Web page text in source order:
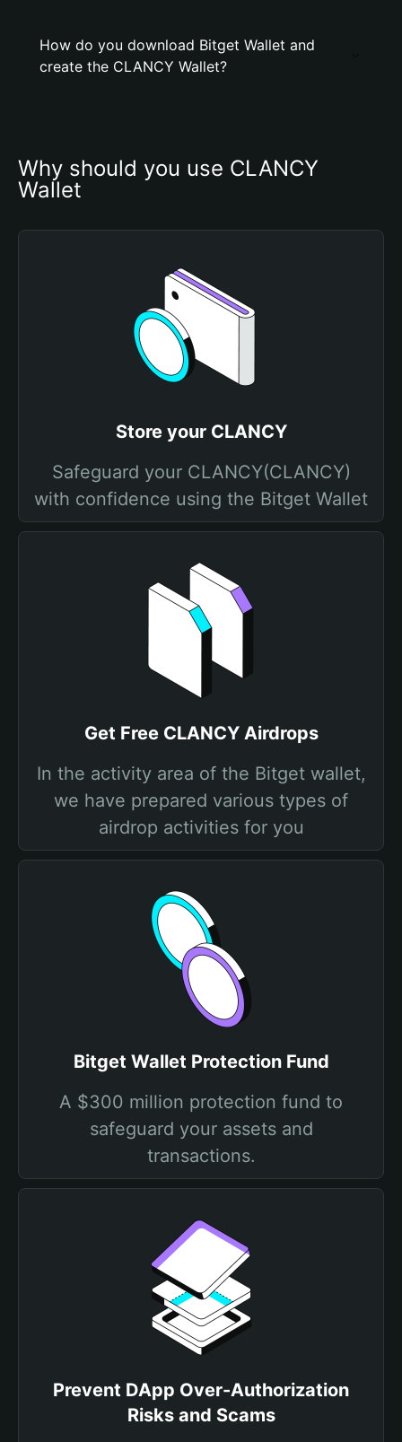
How do you download Bitget Wallet and
create the CLANCY Wallet?
Why should you use CLANCY
Wallet
Store your CLANCY
Safeguard your CLANCY(CLANCY)
with confidence using the Bitget Wallet
Get Free CLANCY Airdrops
In the activity area of the Bitget wallet,
we have prepared various types of
airdrop activities for you
Bitget Wallet Protection Fund
A $300 million protection fund to
safeguard your assets and
transactions.
Prevent DApp Over-Authorization
Risks and Scams